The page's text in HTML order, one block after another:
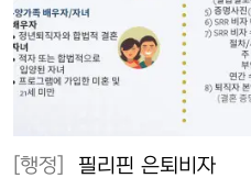
[행정] 필리핀 은퇴비자